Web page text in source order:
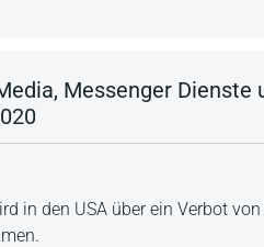
Messenger
in den USA über ein Verbot